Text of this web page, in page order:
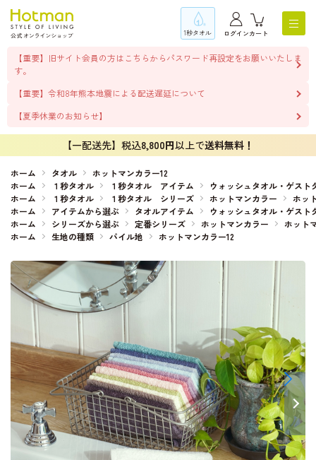
1秒タオル ログインカート
【重要】旧サイト会員の方はこちらからパスワード再設定をお願いいたしま
す。
【重要】令和8年熊本地震による配送遅延について
【夏季休業のお知らせ】
【一配送先】税込8,800円以上で送料無料！
ホーム タオル
ホットマンカラー12
ホーム
１秒タオル １秒タオル アイテム
ウォッシュタオル・ゲスト
ホーム
１秒タオル １秒タオル シリーズ ホットマンカラー
ホッ
ホーム
アイテムから選ぶ タオルアイテム
ウォッシュタオル・ゲスト
ホーム
シリーズから選ぶ 定番シリーズ ホットマンカラー
ホット
ホーム
生地の種類 パイル地 ホットマンカラー12